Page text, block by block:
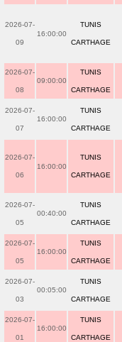
2026-07-
09
16:00:00
TUNIS
CARTHAGE
2026-07-
08
09:00:00
TUNIS
CARTHAGE
2026-07-
07
16:00:00
TUNIS
CARTHAGE
2026-07-
06
16:00:00
TUNIS
CARTHAGE
2026-07-
05
00:40:00
TUNIS
CARTHAGE
2026-07-
05
16:00:00
TUNIS
CARTHAGE
2026-07-
03
00:05:00
TUNIS
CARTHAGE
2026-07-
01
16:00:00
TUNIS
CARTHAGE